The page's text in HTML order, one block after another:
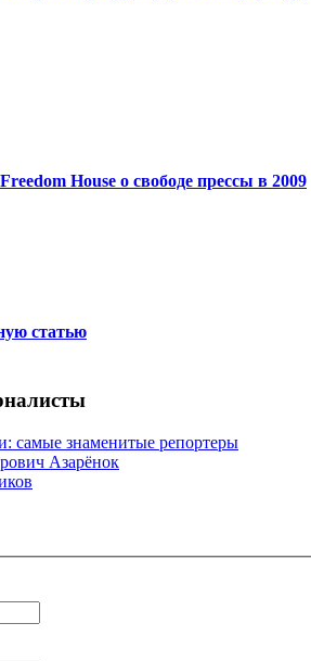
House о свободе прессы в 2009
статью
самые знаменитые репортеры
Азарёнок